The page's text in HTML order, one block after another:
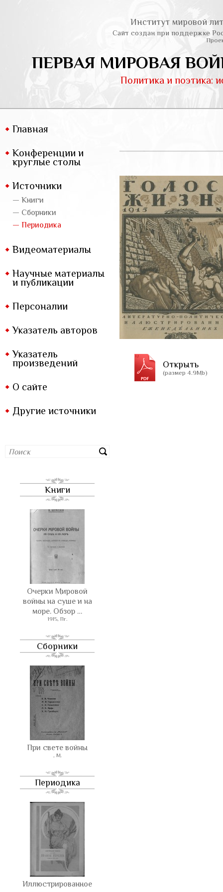
Институт мировой
Сайт создан при поддержке
ПЕРВАЯ МИРОВАЯ
Политика и поэтика:
Главная
Конференции и
круглые столы
Источники
— Книги
— Сборники
— Периодика
Видеоматериалы
Научные материалы
и публикации
Персоналии
Указатель авторов
Указатель
произведений
О сайте
Другие источники
Книги
Очерки Мировой
войны на суше и на
море. Обзор …
1915, Пг.
Сборники
При свете войны
, М.
Периодика
Иллюстрированное
Открыть
(размер 4.9Mb)